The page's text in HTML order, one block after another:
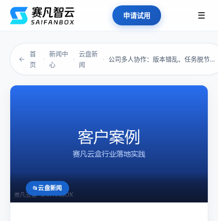
申请试用 ☰
←
首
页
›
新闻中
心
›
云盘新
闻
› 公司多人协作：版本错乱、任务脱节、信息失真，...
云盘新闻